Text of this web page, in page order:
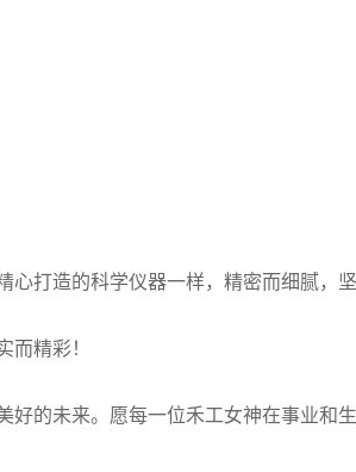
打造的科学仪器一样，精密而细腻，坚
而精彩！
的未来。愿每一位禾工女神在事业和